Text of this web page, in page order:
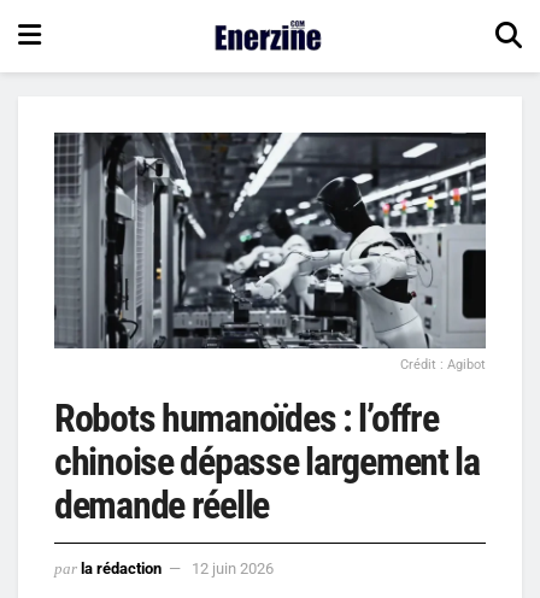
Crédit : Agibot
Robots humanoïdes : l’offre
chinoise dépasse largement la
demande réelle
par la rédaction 12 juin 2026